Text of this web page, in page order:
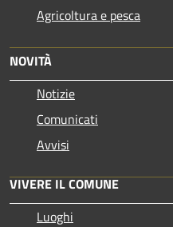
Agricoltura e pesca
NOVITÀ
Notizie
Comunicati
Avvisi
VIVERE IL COMUNE
Luoghi